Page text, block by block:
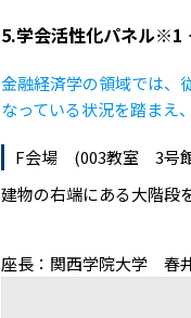
5.学会活性化パネル※1
金融経済学の領域では
なっている状況を踏まえ
F会場 (003教室 3号
建物の右端にある大階段
座長：関西学院大学 春